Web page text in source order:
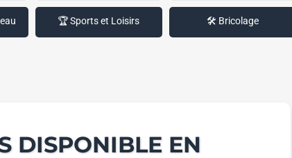
🏆 Sports et Loisirs 🛠️ Bricolage
DISPONIBLE EN